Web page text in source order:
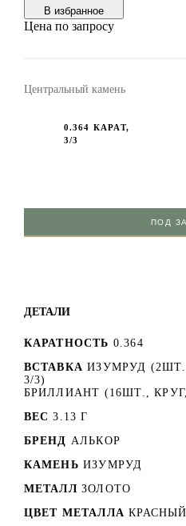
В избранноe
Цена по запросу
Центральный камень
0.364 КАРАТ,
3/3
ПОД
ДЕТАЛИ
КАРАТНОСТЬ 0.364
ВСТАВКА ИЗУМРУД
3/3)
БРИЛЛИАНТ (16ШТ., КРУГ,
ВЕС 3.13 Г
БРЕНД АЛЬКОР
КАМЕНЬ ИЗУМРУД
МЕТАЛЛ ЗОЛОТО
ЦВЕТ МЕТАЛЛА КРАСНЫЙ